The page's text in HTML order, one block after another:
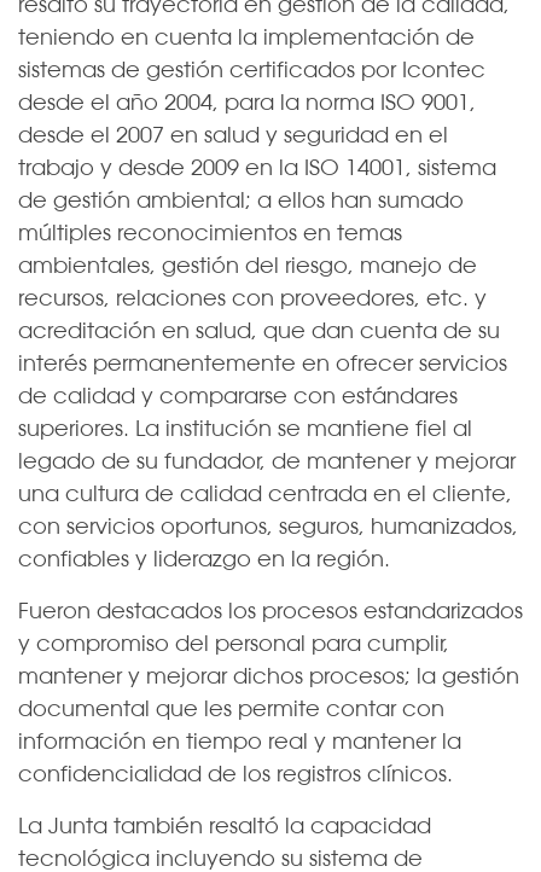
teniendo en cuenta la implementación de
sistemas de gestión certificados por Icontec
desde el año 2004, para la norma ISO 9001,
desde el 2007 en salud y seguridad en el
trabajo y desde 2009 en la ISO 14001, sistema
de gestión ambiental; a ellos han sumado
múltiples reconocimientos en temas
ambientales, gestión del riesgo, manejo de
recursos, relaciones con proveedores, etc. y
acreditación en salud, que dan cuenta de su
interés permanentemente en ofrecer servicios
de calidad y compararse con estándares
superiores. La institución se mantiene fiel al
legado de su fundador, de mantener y mejorar
una cultura de calidad centrada en el cliente,
con servicios oportunos, seguros, humanizados,
confiables y liderazgo en la región.
Fueron destacados los procesos estandarizados
y compromiso del personal para cumplir,
mantener y mejorar dichos procesos; la gestión
documental que les permite contar con
información en tiempo real y mantener la
confidencialidad de los registros clínicos.
La Junta también resaltó la capacidad
tecnológica incluyendo su sistema de